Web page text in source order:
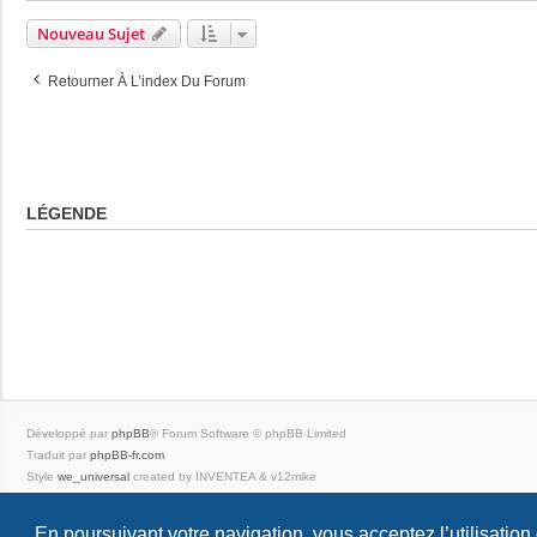
Nouveau Sujet
Retourner À L’index Du Forum
LÉGENDE
Développé par phpBB® Forum Software © phpBB Limited
Traduit par phpBB-fr.com
Style we_universal created by INVENTEA & v12mike